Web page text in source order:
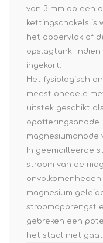
van 3 mm op een
kettingschakels is
het oppervlak of
opslagtank.
ingekort.
Het fysiologisch
meest onedele
uitstek geschikt
magnesiumanode
In geëmailleerde
stroom van de
magnesium
stroomopbrengst
gebreken een
het staal niet